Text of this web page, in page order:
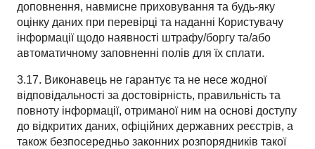
доповнення, навмисне приховування та будь-яку
оцінку даних при перевірці та наданні Користувачу
інформації щодо наявності штрафу/боргу та/або
автоматичному заповненні полів для їх сплати.
3.17. Виконавець не гарантує та не несе жодної
відповідальності за достовірність, правильність та
повноту інформації, отриманої ним на основі доступу
до відкритих даних, офіційних державних реєстрів, а
також безпосередньо законних розпорядників такої